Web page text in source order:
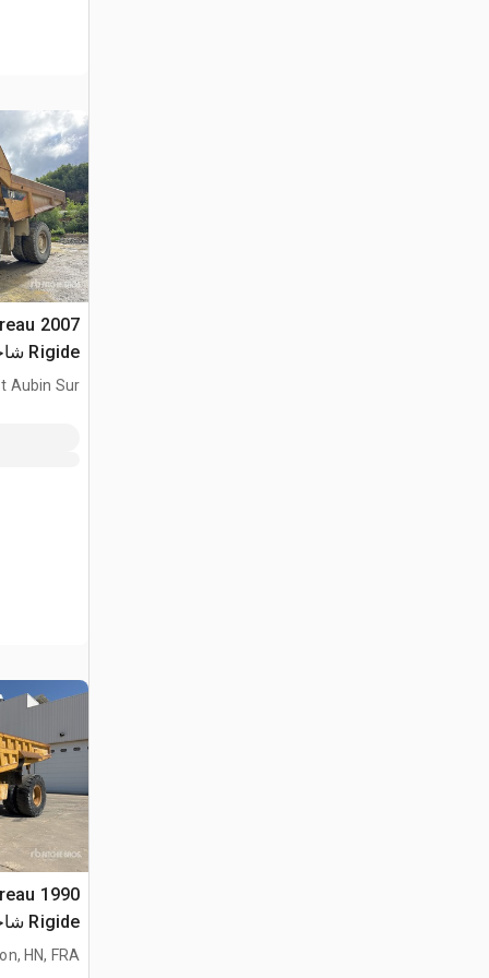
Rigide شاحنة صخور
Aubin Sur
Rigide شاحنة صخور
HN, FRA